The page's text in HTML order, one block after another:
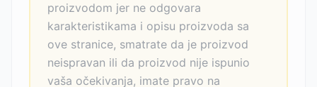
proizvodom jer ne odgovara
karakteristikama i opisu proizvoda sa
ove stranice, smatrate da je proizvod
neispravan ili da proizvod nije ispunio
vaša očekivanja, imate pravo na